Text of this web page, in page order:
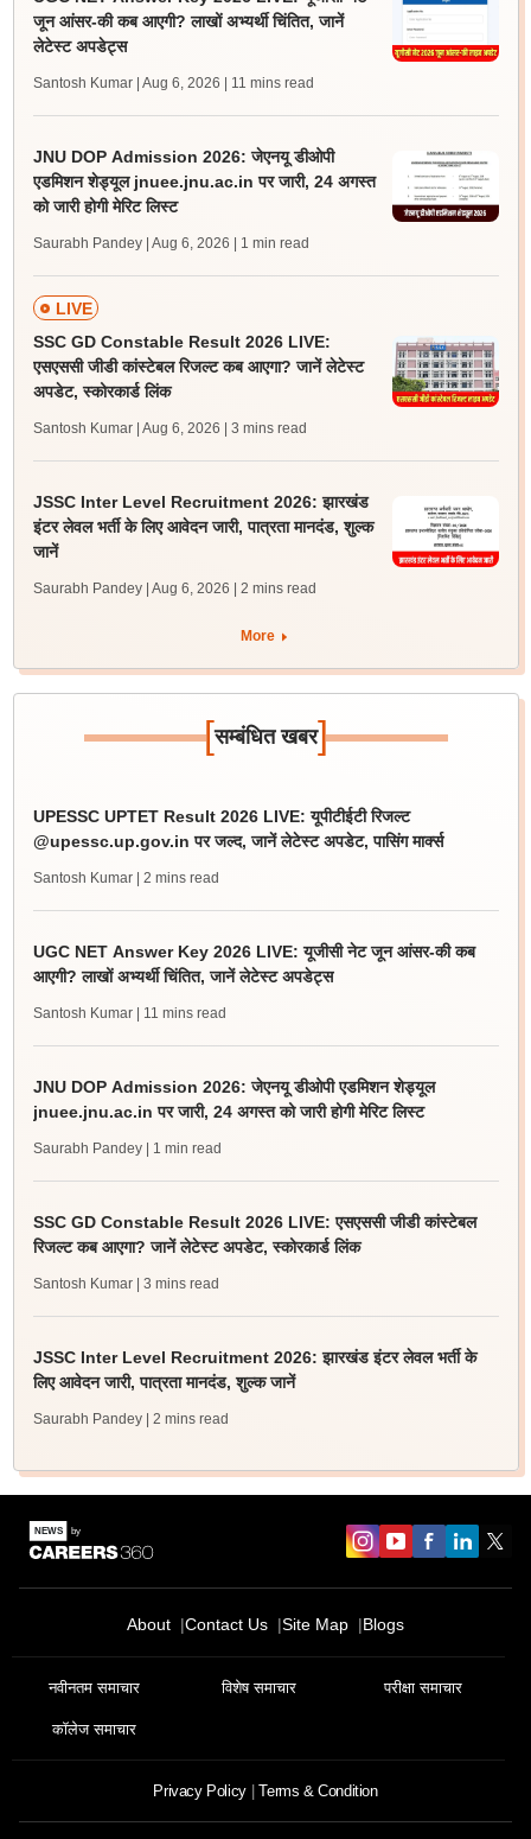
जून आंसर-की कब आएगी? लाखों अभ्यर्थी चिंतित, जानें
लेटेस्ट अपडेट्स
Santosh Kumar | Aug 6, 2026 | 11 mins read
JNU DOP Admission 2026: जेएनयू डीओपी
एडमिशन शेड्यूल jnuee.jnu.ac.in पर जारी, 24 अगस्त
को जारी होगी मेरिट लिस्ट
Saurabh Pandey | Aug 6, 2026 | 1 min read
LIVE
SSC GD Constable Result 2026 LIVE:
एसएससी जीडी कांस्टेबल रिजल्ट कब आएगा? जानें लेटेस्ट
अपडेट, स्कोरकार्ड लिंक
Santosh Kumar | Aug 6, 2026 | 3 mins read
JSSC Inter Level Recruitment 2026: झारखंड
इंटर लेवल भर्ती के लिए आवेदन जारी, पात्रता मानदंड, शुल्क
जानें
Saurabh Pandey | Aug 6, 2026 | 2 mins read
More
[सम्बंधित खबर]
UPESSC UPTET Result 2026 LIVE: यूपीटीईटी रिजल्ट
@upessc.up.gov.in पर जल्द, जानें लेटेस्ट अपडेट, पासिंग मार्क्स
Santosh Kumar | 2 mins read
UGC NET Answer Key 2026 LIVE: यूजीसी नेट जून आंसर-की कब
आएगी? लाखों अभ्यर्थी चिंतित, जानें लेटेस्ट अपडेट्स
Santosh Kumar | 11 mins read
JNU DOP Admission 2026: जेएनयू डीओपी एडमिशन शेड्यूल
jnuee.jnu.ac.in पर जारी, 24 अगस्त को जारी होगी मेरिट लिस्ट
Saurabh Pandey | 1 min read
SSC GD Constable Result 2026 LIVE: एसएससी जीडी कांस्टेबल
रिजल्ट कब आएगा? जानें लेटेस्ट अपडेट, स्कोरकार्ड लिंक
Santosh Kumar | 3 mins read
JSSC Inter Level Recruitment 2026: झारखंड इंटर लेवल भर्ती के
लिए आवेदन जारी, पात्रता मानदंड, शुल्क जानें
Saurabh Pandey | 2 mins read
About Contact Us Site Map Blogs
नवीनतम समाचार विशेष समाचार परीक्षा समाचार
कॉलेज समाचार
Privacy Policy Terms & Condition